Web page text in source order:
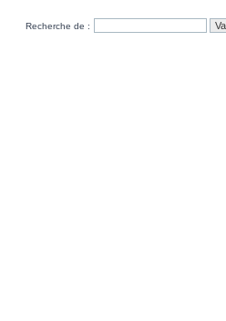
Recherche de :